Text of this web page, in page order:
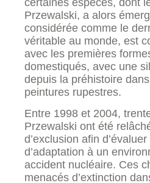
Przewalski, a alors
considérée comme le
véritable au monde, est
avec les premières
domestiqués, avec une
depuis la préhistoire
peintures rupestres.
Entre 1998 et 2004,
Przewalski ont été
d’exclusion afin
d’adaptation à un
accident nucléaire. Ces
menacés d’extinction